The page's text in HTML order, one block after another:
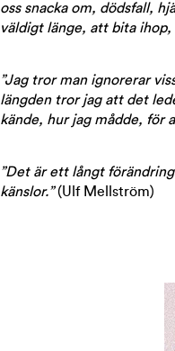
oss snacka om, dödsfall,
väldigt länge, att bita ihop,
”Jag tror man ignorerar
längden tror jag att det
kände, hur jag mådde, för
”Det är ett långt
känslor.”(Ulf Mellström)